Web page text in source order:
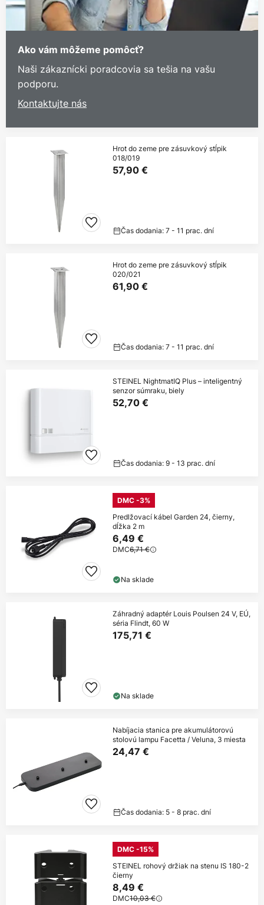
Ako vám môžeme pomôcť?
Naši zákaznícki poradcovia sa tešia na vašu
podporu.
Kontaktujte nás
Hrot do zeme pre zásuvkový stĺpik
018/019
57,90 €
Čas dodania: 7 - 11 prac. dní
Hrot do zeme pre zásuvkový stĺpik
020/021
61,90 €
Čas dodania: 7 - 11 prac. dní
STEINEL NightmatIQ Plus – inteligentný
senzor súmraku, biely
52,70 €
Čas dodania: 9 - 13 prac. dní
DMC -3%
Predlžovací kábel Garden 24, čierny,
dĺžka 2 m
6,49 €
DMC6,71 €
Na sklade
Záhradný adaptér Louis Poulsen 24 V, EÚ,
séria Flindt, 60 W
175,71 €
Na sklade
Nabíjacia stanica pre akumulátorovú
stolovú lampu Facetta / Veluna, 3 miesta
24,47 €
Čas dodania: 5 - 8 prac. dní
DMC -15%
STEINEL rohový držiak na stenu IS 180-2
čierny
8,49 €
DMC10,03 €